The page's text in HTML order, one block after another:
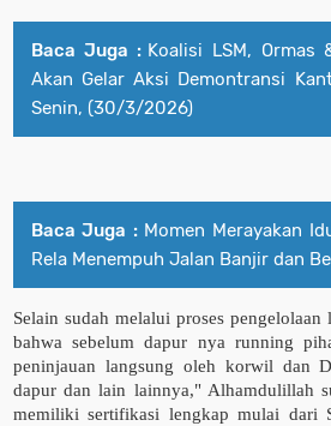
Baca Juga : Koalisi LSM, Ormas
Akan Gelar Aksi Demontransi
Senin, (30/3/2026)
Baca Juga : Momen Merayakan
Rela Menempuh Jalan Banjir dan
Selain sudah melalui proses
bahwa sebelum dapur nya running
peninjauan langsung oleh korwil dan
dapur dan lain lainnya," Alhamdulillah
memiliki sertifikasi lengkap mulai dari